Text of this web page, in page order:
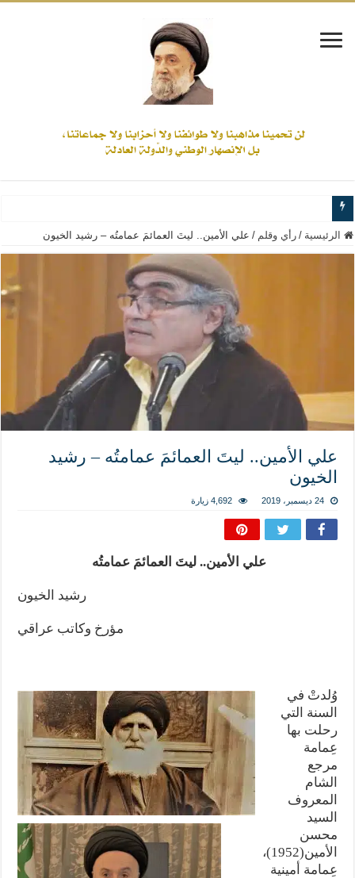
www.alamine.net
مواقف وآراء العلاّمة السيد علي الأمين من الأحداث والقضايا - اضغط للاطلاع
إذا كان التسنن هو الإيمان بسنة رسول الله ( صلى الله عليه وآله) فكلّ
علاقات المذاهب والأديان لا يجوز أن تكون على حساب الأوطان
لن تحمينا مذاهبنا ولا طوائفنا ولا أحزابنا ولا جماعاتنا، بل الإنصهار الوطني والدولة
المذاهب ليست قدرًا لا يمكن تجاوزه
ليست المنفعة تأتي من إسلامية النّظام كما لا تأتي المضرة من مسيحية النظام
المتهاون بوطنه متهاون بدينه حتماً
الرئيسية / رأي وقلم / علي الأمين.. ليتَ العمائمَ عمامتُه – رشيد الخيون
علي الأمين.. ليتَ العمائمَ عمامتُه – رشيد
الخيون
24 ديسمبر، 2019 4,692 زيارة
علي الأمين.. ليتَ العمائمَ عمامتُه
رشيد الخيون
مؤرخ وكاتب عراقي
وُلدتْ في
السنة التي
رحلت بها
عِمامة
مرجع
الشام
المعروف
السيد
محسن
الأمين(1952)،
عِمامة أمينية